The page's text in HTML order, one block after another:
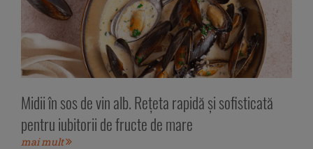
Midii în sos de vin alb. Rețeta rapidă și sofisticată
pentru iubitorii de fructe de mare
mai mult